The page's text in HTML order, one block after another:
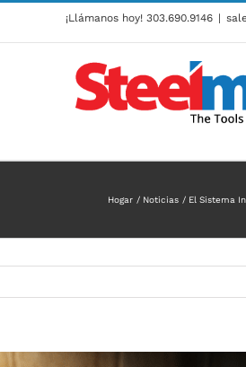
¡Llámanos hoy! 303.690.9146 |
Hogar Noticias El Sistema